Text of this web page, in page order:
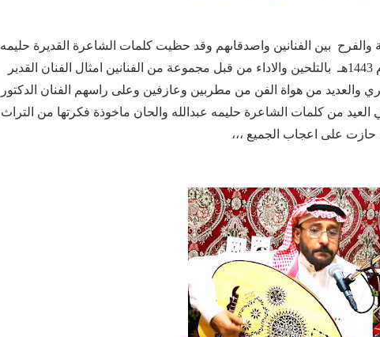
بين الفنانين واصدقاىهم وقد حظيت كلمات الشاعرة القديرة حليمه
عبدالله في جلسات عيد الفطر المبارك لهذا العام 1443هـ بالتلحين والاداء من قبل مجموعة من الفنانين امثال الفنان القدير
والعديد من هواة الفن من مطربين وعازفين وعلى راسهم الفنان الدكتور
من كلمات الشاعرة حليمه عبدالله والحان ماخوذة فكرتها من التراث
حازت على اعجاب الجميع ،،،